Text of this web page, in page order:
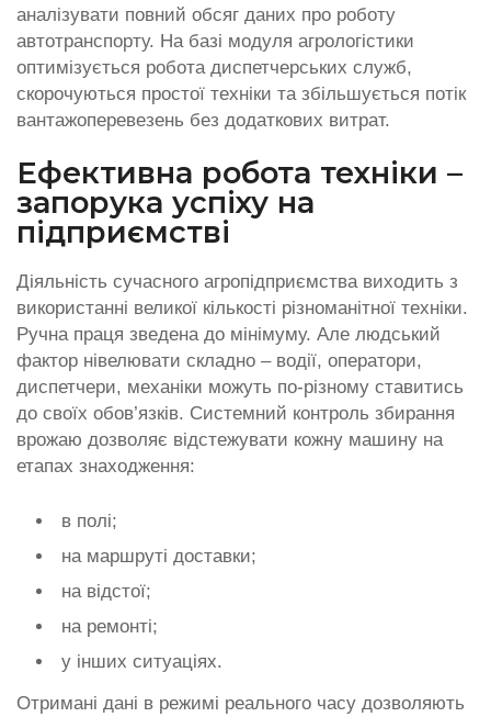
аналізувати повний обсяг даних про роботу
автотранспорту. На базі модуля агрологістики
оптимізується робота диспетчерських служб,
скорочуються простої техніки та збільшується потік
вантажоперевезень без додаткових витрат.
Ефективна робота техніки –
запорука успіху на
підприємстві
Діяльність сучасного агропідприємства виходить з
використанні великої кількості різноманітної техніки.
Ручна праця зведена до мінімуму. Але людський
фактор нівелювати складно – водії, оператори,
диспетчери, механіки можуть по-різному ставитись
до своїх обов’язків. Системний контроль збирання
врожаю дозволяє відстежувати кожну машину на
етапах знаходження:
в полі;
на маршруті доставки;
на відстої;
на ремонті;
у інших ситуаціях.
Отримані дані в режимі реального часу дозволяють